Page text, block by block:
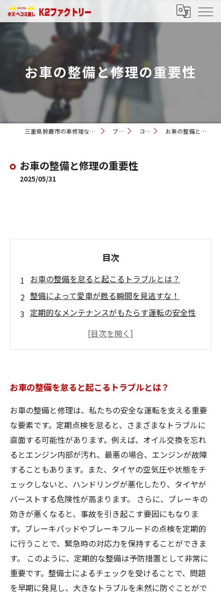
お車の整備と修理の重要性
三重県鈴鹿市の車修理ならK2ファクトリー ブログ コラム お車の整備と修理の重要性
お車の整備と修理の重要性
2025/05/31
目次
お車の整備を怠ると起こるトラブルとは？
整備によって愛車が甦る瞬間を見逃すな！
定期的なメンテナンスがもたらす運転の安全性
修理の必要性を理解して無駄な出費を避ける方
整備不足が引き起こす意外な影響とは？
未来のための賢い選択！お車のメンテナンスを
見直そう
お車の整備を怠ると起こるトラブルとは？
お車の整備と修理は、私たちの安全な運転を支える重要
な要素です。定期点検を怠ると、さまざまなトラブルに
直面する可能性があります。例えば、オイル交換を忘れ
るとエンジン内部が汚れ、最悪の場合、エンジンが故障
することもあります。また、タイヤの空気圧や状態をチ
ェックしないと、ハンドリングが悪化したり、タイヤが
バーストする危険性が高まります。 さらに、ブレーキの
効きが悪くなると、事故を引き起こす要因にもなりま
す。ブレーキパッドやブレーキフルードの点検を定期的
に行うことで、緊急時の対応力を保持することができま
す。 このように、定期的な整備は予防措置として非常に
重要です。整備士によるチェックを受けることで、問題
を早期に発見し、大きなトラブルを未然に防ぐことがで